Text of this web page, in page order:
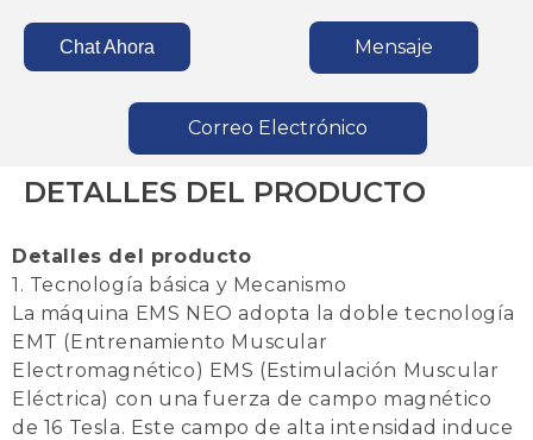
Chat Ahora Mensaje
Correo Electrónico
DETALLES DEL PRODUCTO
Detalles del producto
1. Tecnología básica y Mecanismo
La máquina EMS NEO adopta la doble tecnología
EMT (Entrenamiento Muscular
Electromagnético) EMS (Estimulación Muscular
Eléctrica) con una fuerza de campo magnético
de 16 Tesla. Este campo de alta intensidad induce